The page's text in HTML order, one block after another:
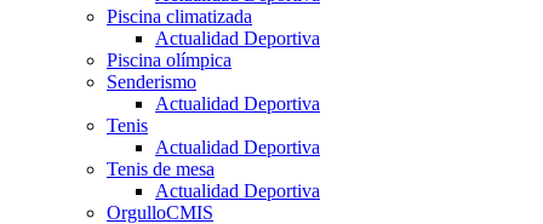
Piscina climatizada
Actualidad Deportiva
Piscina olímpica
Senderismo
Actualidad Deportiva
Tenis
Actualidad Deportiva
Tenis de mesa
Actualidad Deportiva
OrgulloCMIS